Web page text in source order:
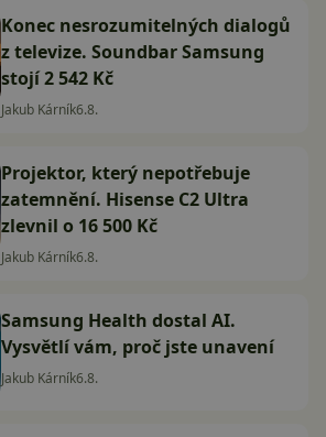
Konec nesrozumitelných dialogů
z televize. Soundbar Samsung
stojí 2 542 Kč
Jakub Kárník6.8.
Projektor, který nepotřebuje
zatemnění. Hisense C2 Ultra
zlevnil o 16 500 Kč
Jakub Kárník6.8.
Samsung Health dostal AI.
Vysvětlí vám, proč jste unavení
Jakub Kárník6.8.